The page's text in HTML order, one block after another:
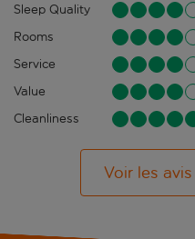
Sleep Quality
Rooms
Service
Value
Cleanliness
Voir les